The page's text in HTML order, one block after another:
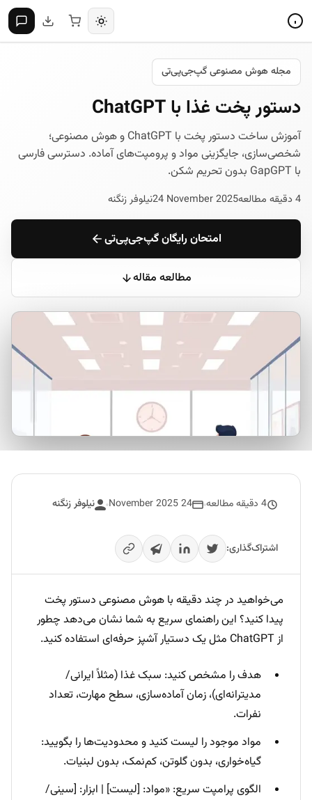
مجله هوش مصنوعی گپ‌جی‌پی‌تی
دستور پخت غذا با ChatGPT
آموزش ساخت دستور پخت با ChatGPT و هوش مصنوعی؛
شخصی‌سازی، جایگزینی مواد و پرومپت‌های آماده. دسترسی فارسی
با GapGPT بدون تحریم شکن.
4 دقیقه مطالعه 24 November 2025نیلوفر زنگنه
امتحان رایگان گپ‌جی‌پی‌تی
مطالعه مقاله
4 دقیقه مطالعه 24 November 2025 نیلوفر زنگنه
اشتراک‌گذاری:
می‌خواهید در چند دقیقه با هوش مصنوعی دستور پخت
پیدا کنید؟ این راهنمای سریع به شما نشان می‌دهد چطور
از ChatGPT مثل یک دستیار آشپز حرفه‌ای استفاده کنید.
هدف را مشخص کنید: سبک غذا (مثلاً ایرانی/
مدیترانه‌ای)، زمان آماده‌سازی، سطح مهارت، تعداد
نفرات.
مواد موجود را لیست کنید و محدودیت‌ها را بگویید:
گیاه‌خواری، بدون گلوتن، کم‌نمک، بدون لبنیات.
الگوی پرامپت سریع: «مواد: [لیست] | ابزار: [سینی/